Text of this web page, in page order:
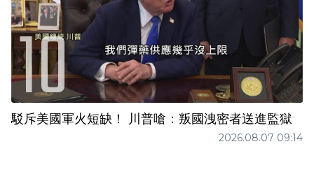
駁斥美國軍火短缺！ 川普嗆：叛國洩密者送進監獄
2026.08.07 09:14